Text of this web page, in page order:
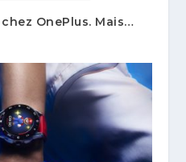
OnePlus. Mais…